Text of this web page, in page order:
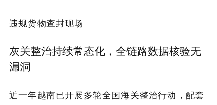
违规货物查封现场
灰关整治持续常态化，全链路数据核验无
漏洞
近一年越南已开展多轮全国海关整治行动，配套